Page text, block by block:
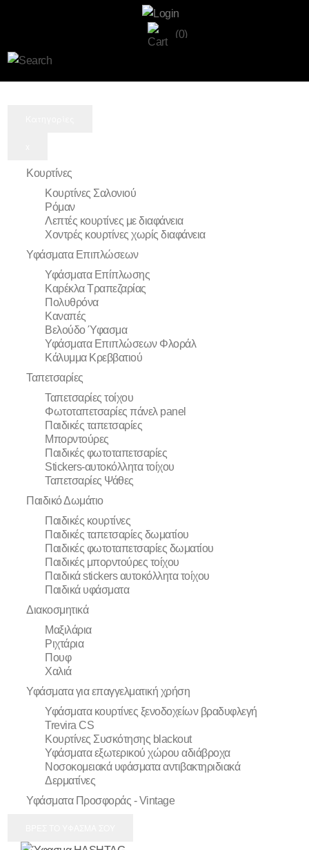
(0)
Κουρτίνες
Κουρτίνες Σαλονιού
Ρόμαν
Λεπτές κουρτίνες με διαφάνεια
Χοντρές κουρτίνες χωρίς διαφάνεια
Υφάσματα Επιπλώσεων
Υφάσματα Επίπλωσης
Καρέκλα Τραπεζαρίας
Πολυθρόνα
Καναπές
Βελούδο Ύφασμα
Υφάσματα Επιπλώσεων Φλοράλ
Κάλυμμα Κρεββατιού
Ταπετσαρίες
Ταπετσαρίες τοίχου
Φωτοταπετσαρίες πάνελ panel
Παιδικές ταπετσαρίες
Μπορντούρες
Παιδικές φωτοταπετσαρίες
Stickers-αυτοκόλλητα τοίχου
Ταπετσαρίες Ψάθες
Παιδικό Δωμάτιο
Παιδικές κουρτίνες
Παιδικές ταπετσαρίες δωματίου
Παιδικές φωτοταπετσαρίες δωματίου
Παιδικές μπορντούρες τοίχου
Παιδικά stickers αυτοκόλλητα τοίχου
Παιδικά υφάσματα
Διακοσμητικά
Μαξιλάρια
Ριχτάρια
Πουφ
Χαλιά
Υφάσματα για επαγγελματική χρήση
Υφάσματα κουρτίνες ξενοδοχείων βραδυφλεγή
Trevira CS
Κουρτίνες Συσκότησης blackout
Υφάσματα εξωτερικού χώρου αδιάβροχα
Νοσοκομειακά υφάσματα αντιβακτηριδιακά
Δερματίνες
Υφάσματα Προσφοράς - Vintage